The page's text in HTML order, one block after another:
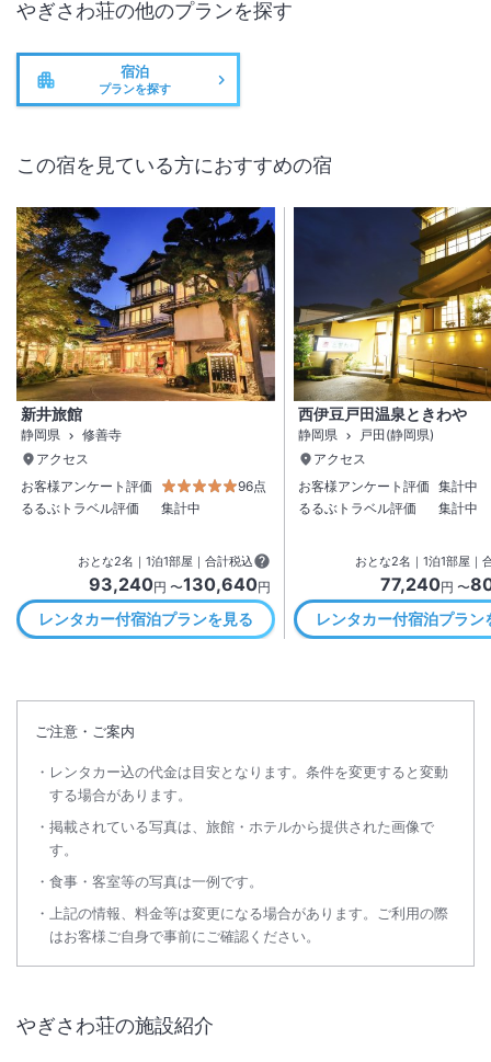
やぎさわ荘の他のプランを探す
宿泊
プランを探す
この宿を見ている方におすすめの宿
新井旅館
静岡県
修善寺
アクセス
お客様アンケート評価
96点
るるぶトラベル評価
集計中
おとな2名 ｜ 1泊1部屋｜合計税込
93,240円 〜130,640円
レンタカー付宿泊プランを見る
西伊豆戸田温泉ときわや
静岡県
戸田(静岡県)
アクセス
お客様アンケート評価 集計中
るるぶトラベル評価
集計中
おとな2名 ｜ 1泊1部屋｜
77,240円 〜
レンタカー付宿泊プラン
ご注意・ご案内
レンタカー込の代金は目安となります。条件を変更すると変動
する場合があります。
掲載されている写真は、旅館・ホテルから提供された画像で
す。
食事・客室等の写真は一例です。
上記の情報、料金等は変更になる場合があります。ご利用の際
はお客様ご自身で事前にご確認ください。
やぎさわ荘の施設紹介